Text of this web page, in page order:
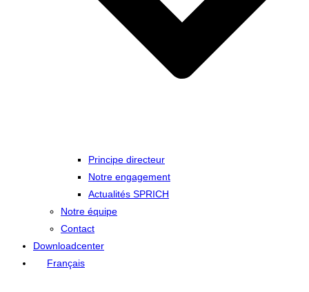
Principe directeur
Notre engagement
Actualités SPRICH
Notre équipe
Contact
Downloadcenter
Français